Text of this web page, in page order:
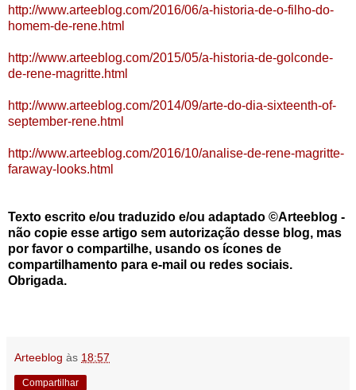
http://www.arteeblog.com/2016/06/a-historia-de-o-filho-do-
homem-de-rene.html
http://www.arteeblog.com/2015/05/a-historia-de-golconde-
de-rene-magritte.html
http://www.arteeblog.com/2014/09/arte-do-dia-sixteenth-of-
september-rene.html
http://www.arteeblog.com/2016/10/analise-de-rene-magritte-
faraway-looks.html
Texto escrito e/ou traduzido e/ou adaptado ©Arteeblog -
não copie esse artigo sem autorização desse blog, mas
por favor o compartilhe, usando os ícones de
compartilhamento para e-mail ou redes sociais.
Obrigada.
Arteeblog às 18:57
Compartilhar